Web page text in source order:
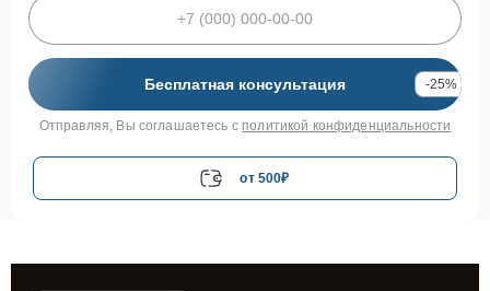
Бесплатная консультация -25%
Отправляя, Вы соглашаетесь с политикой конфиденциальности
от 500₽